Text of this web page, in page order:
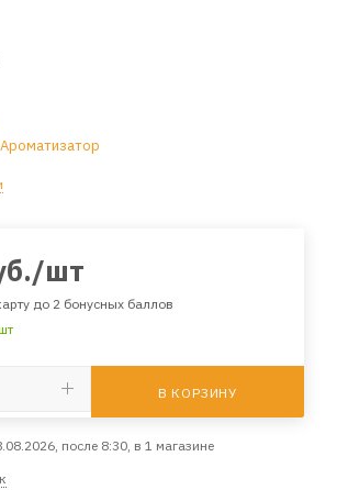
Ароматизатор
/шт
до 2 бонусных баллов
В КОРЗИНУ
после 8:30, в 1 магазине